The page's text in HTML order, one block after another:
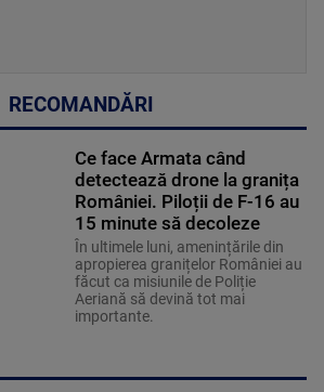
RECOMANDĂRI
Ce face Armata când
detectează drone la granița
României. Piloții de F-16 au
15 minute să decoleze
În ultimele luni, amenințările din
apropierea granițelor României au
făcut ca misiunile de Poliție
Aeriană să devină tot mai
importante.